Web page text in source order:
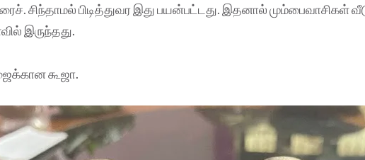
சிந்தாமல் பிடித்துவர இது பயன்பட்டது. இதனால் மும்பைவாசிகள்
இருந்தது.
கூஜா.